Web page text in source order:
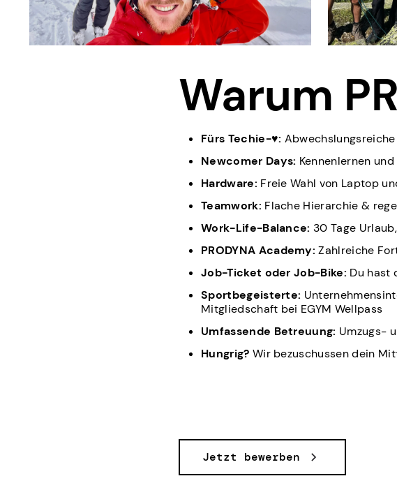
Warum
Fürs Techie-♥:
Newcomer Days: Kennenlernen
Hardware: Freie Wahl von Laptop
Teamwork: Flache Hierarchie &
Work-Life-Balance: 30 Tage
PRODYNA Academy:Zahlreiche
Job-Ticket oder Job-Bike: Du hast
Sportbegeisterte:
Mitgliedschaft bei EGYM Wellpass
Umfassende Betreuung: Umzugs-
Hungrig? Wir bezuschussen dein
Jetzt bewerben